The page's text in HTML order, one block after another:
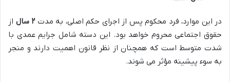
در این موارد، فرد محکوم پس از اجرای حکم اصلی، به مدت۲ سال
از
حقوق اجتماعی محروم خواهد بود. این دسته شامل جرایم عمدی با
شدت متوسط است که همچنان از نظر قانون اهمیت دارند و منجر
به سوء پیشینه مؤثر می شوند.